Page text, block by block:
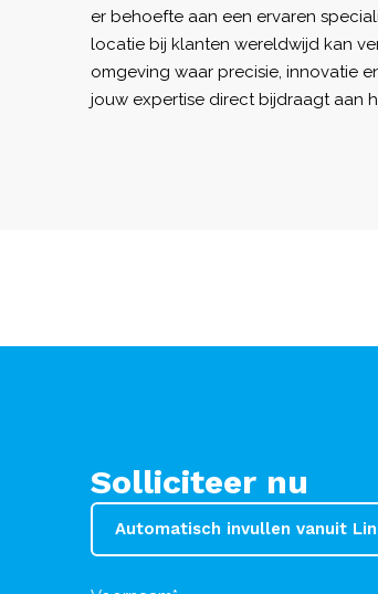
er behoefte aan een ervaren
locatie bij klanten wereldwijd kan
omgeving waar precisie, innovatie
jouw expertise direct bijdraagt aan
Solliciteer nu
Automatisch invullen vanuit